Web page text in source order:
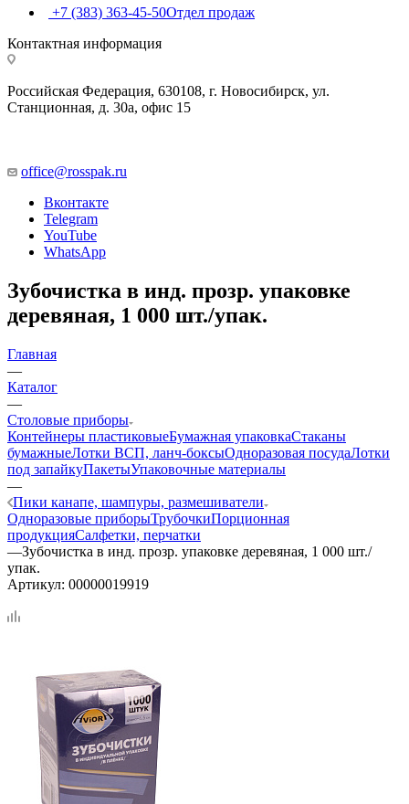
+7 (383) 363-45-50Отдел продаж
Контактная информация
Российская Федерация, 630108, г. Новосибирск, ул.
Станционная, д. 30а, офис 15
office@rosspak.ru
Вконтакте
Telegram
YouTube
WhatsApp
Зубочистка в инд. прозр. упаковке
деревяная, 1 000 шт./упак.
Главная
—
Каталог
—
Столовые приборы
Контейнеры пластиковыеБумажная упаковкаСтаканы
бумажныеЛотки ВСП, ланч-боксыОдноразовая посудаЛотки
под запайкуПакетыУпаковочные материалы
—
Пики канапе, шампуры, размешиватели
Одноразовые приборыТрубочкиПорционная
продукцияСалфетки, перчатки
—Зубочистка в инд. прозр. упаковке деревяная, 1 000 шт./
упак.
Артикул: 00000019919